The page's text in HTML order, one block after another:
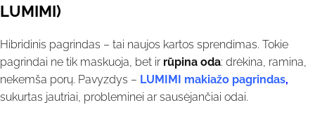
LUMIMI)
Hibridinis pagrindas – tai naujos kartos sprendimas. Tokie
pagrindai ne tik maskuoja, bet ir rūpina oda: drėkina, ramina,
nekemša porų. Pavyzdys – LUMIMI makiažo pagrindas,
sukurtas jautriai, probleminei ar sausėjančiai odai.